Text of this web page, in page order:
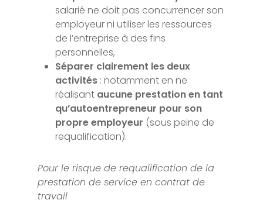
salarié ne doit pas concurrencer son
employeur ni utiliser les ressources
de l’entreprise à des fins
personnelles,
Séparer clairement les deux
activités : notamment en ne
réalisant aucune prestation en tant
qu’autoentrepreneur pour son
propre employeur (sous peine de
requalification).
Pour le risque de requalification de la
prestation de service en contrat de
travail